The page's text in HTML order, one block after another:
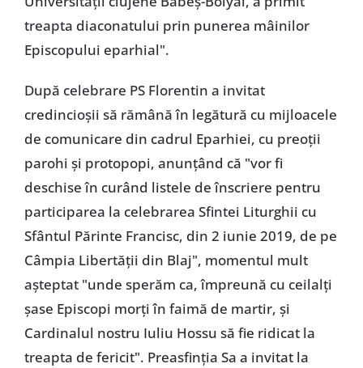
treapta diaconatului prin punerea mâinilor
Episcopului eparhial".
După celebrare PS Florentin a invitat
credincioșii să rămână în legătură cu mijloacele
de comunicare din cadrul Eparhiei, cu preoții
parohi și protopopi, anunțând că "vor fi
deschise în curând listele de înscriere pentru
participarea la celebrarea Sfintei Liturghii cu
Sfântul Părinte Francisc, din 2 iunie 2019, de pe
Câmpia Libertății din Blaj", momentul mult
așteptat "unde sperăm ca, împreună cu ceilalți
șase Episcopi morți în faimă de martir, și
Cardinalul nostru Iuliu Hossu să fie ridicat la
treapta de fericit". Preasfinția Sa a invitat la